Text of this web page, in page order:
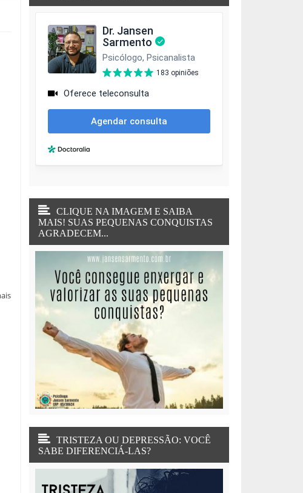
CLIQUE NA IMAGEM E SAIBA
MAIS! SUAS PEQUENAS CONQUISTAS
AGRADECEM...
TRISTEZA OU DEPRESSÃO: VOCÊ
SABE DIFERENCIÁ-LAS?